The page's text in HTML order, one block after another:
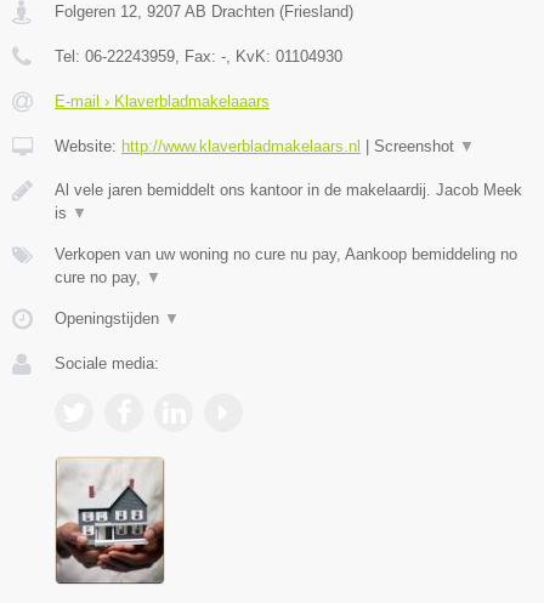
Folgeren 12 9207 AB Drachten (Friesland)
Tel: 06-22243959 , Fax: - , KvK: 01104930
E-mail › Klaverbladmakelaaars
Website: http://www.klaverbladmakelaars.nl | Screenshot ▼
Al vele jaren bemiddelt ons kantoor in de makelaardij. Jacob Meek
is ▼
Verkopen van uw woning no cure nu pay, Aankoop bemiddeling no
cure no pay,
▼
Openingstijden ▼
Sociale media: